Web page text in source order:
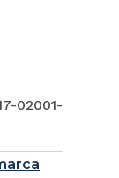
02001-